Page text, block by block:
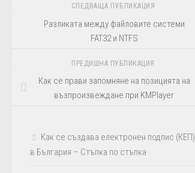
СЛЕДВАЩА ПУБЛИКАЦИЯ
Разликaта между файловите системи
FAT32 и NTFS
ПРЕДИШНА ПУБЛИКАЦИЯ
Как се прави запомняне на позицията на
възпроизвеждане при KMPlayer
Как се създава електронен подпис (КЕП)
в България – Стъпка по стъпка